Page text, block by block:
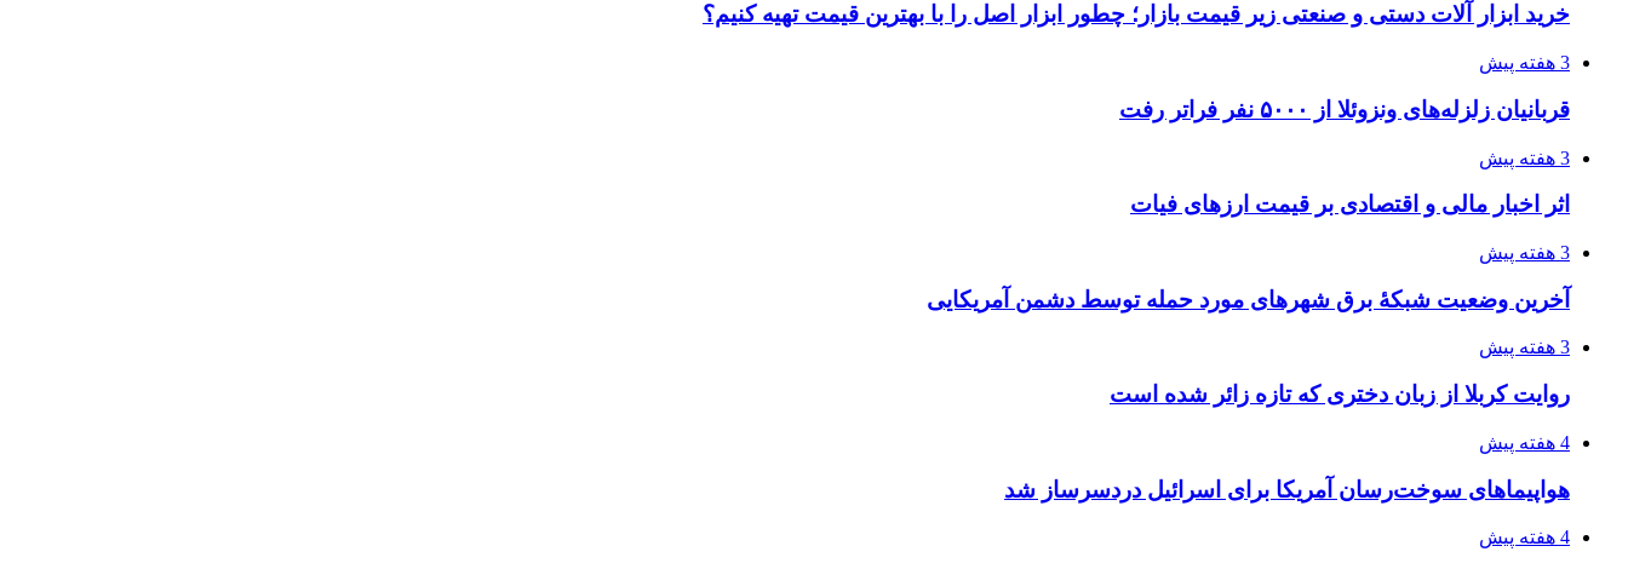
خرید ابزار آلات دستی و صنعتی زیر قیمت بازار؛ چطور ابزار اصل را با بهترین قیمت تهیه کنیم؟
3 هفته پیش
قربانیان زلزله‌های ونزوئلا از ۵۰۰۰ نفر فراتر رفت
3 هفته پیش
اثر اخبار مالی و اقتصادی بر قیمت ارزهای فیات
3 هفته پیش
آخرین وضعیت شبکۀ برق شهرهای مورد حمله توسط دشمن آمریکایی
3 هفته پیش
روایت کربلا از زبان دختری که تازه زائر شده است
4 هفته پیش
هواپیماهای سوخت‌رسان آمریکا برای اسرائیل دردسرساز شد
4 هفته پیش